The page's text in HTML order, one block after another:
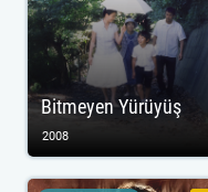
Bitmeyen Yürüyüş
2008